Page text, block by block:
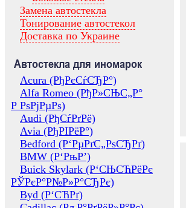
Замена автостекла
Тонирование автостекол
Доставка по Украине
Автостекла для иномарок
Acura (РђРєСѓСЂР°)
Alfa Romeo (РђР»СЊС„Р°
Р РѕРјРµРѕ)
Audi (РђСѓРґРё)
Avia (РђРІРёР°)
Bedford (Р‘РµРґС„РѕСЂРґ)
BMW (Р‘РњР’)
Buick Skylark (Р‘СЊСЋРёРє
РЎРєР°Р№Р»Р°СЂРє)
Byd (Р‘СЋРґ)